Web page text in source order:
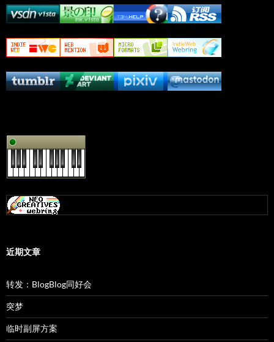
近期文章
转发：BlogBlog同好会
突梦
临时副屏方案